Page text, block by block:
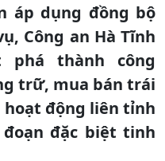
áp dụng đồng bộ
Công an Hà Tĩnh
thành công
trữ, mua bán trái
hoạt động liên tỉnh
đặc biệt tinh